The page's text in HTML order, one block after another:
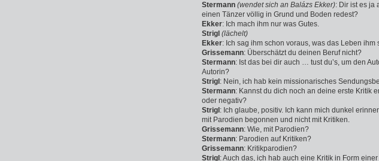
Stermann (wendet sich an Balázs Ekker): Dir ist es ja
einen Tänzer völlig in Grund und Boden redest?
Ekker: Ich mach ihm nur was Gutes.
Strigl (lächelt)
Ekker: Ich sag ihm schon voraus, was das Leben
Grissemann: Überschätzt du deinen Beruf nicht?
Stermann: Ist das bei dir auch … tust du’s, um den
Autorin?
Strigl : Nein, ich hab kein missionarisches
Stermann: Kannst du dich noch an deine erste Kritik
oder negativ?
Strigl : Ich glaube, positiv. Ich kann mich dunkel
mit Parodien begonnen und nicht mit Kritiken.
Grissemann: Wie, mit Parodien?
Stermann: Parodien auf Kritiken?
Grissemann: Kritikparodien?
Strigl : Auch das, ich hab auch eine Kritik in Form